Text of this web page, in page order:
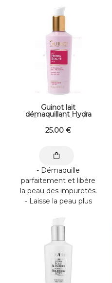
d’orange" est ...
Guinot lait
démaquillant Hydra
Beauté 200 ml
25.00 €
- Démaquille
parfaitement et libère
la peau des impuretés.
- Laisse la peau plus
Apporte une ...